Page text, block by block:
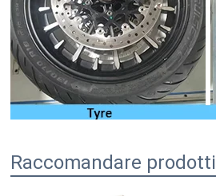
Raccomandare prodotti